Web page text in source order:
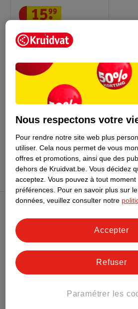
Kruidvat 12 Paquets De
Lingettes À L'Eau Baby
15.
99
Conseil par Kruidvat
Service Clientèle
Tout sur Kruidvat
Nous respectons votre
Pour rendre notre site web plus
utiliser. Cela nous permet de vous
offres et promotions, ainsi que des
dehors de Kruidvat.be. Vous décidez
acceptez. Vous pouvez à tout
préférences. Pour en savoir plus sur
données, veuillez consulter notre
Paramétrer les
Refuser
Accepter